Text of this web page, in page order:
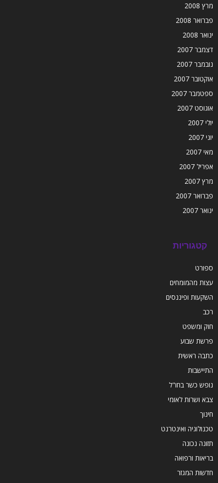
מרץ 2008
פברואר 2008
ינואר 2008
דצמבר 2007
נובמבר 2007
אוקטובר 2007
ספטמבר 2007
אוגוסט 2007
יולי 2007
יוני 2007
מאי 2007
אפריל 2007
מרץ 2007
פברואר 2007
ינואר 2007
קטגוריות
ספורט
עצות מהמומחים
השקעות ופיננסים
רכב
חוק ומשפט
פרשת שבוע
כתבה ראשית
התיישבות
נופש כשר בחו"ל
צבא ושרות לאומי
חינוך
טכנולוגיה ואינטרנט
תזונה נכונה
בריאות ורפואה
חדשות המגזר